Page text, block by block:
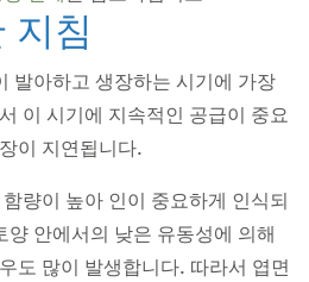
지침
발아하고 생장하는 시기에 가장
이 시기에 지속적인 공급이 중요
이 지연됩니다.
량이 높아 인이 중요하게 인식되
양 안에서의 낮은 유동성에 의해
도 많이 발생합니다. 따라서 엽면